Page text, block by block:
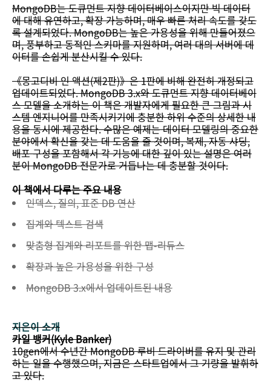
MongoDB는 도큐먼트 지향 데이터베이스이지만 빅 데이터
에 대해 유연하고, 확장 가능하며, 매우 빠른 처리 속도를 갖도
록 설계되었다. MongoDB는 높은 가용성을 위해 만들어졌으
며, 풍부하고 동적인 스키마를 지원하며, 여러 대의 서버에 데
이터를 손쉽게 분산시킬 수 있다.
《몽고디비 인 액션(제2판)》은 1판에 비해 완전히 개정되고
업데이트되었다. MongoDB 3.x와 도큐먼트 지향 데이터베이
스 모델을 소개하는 이 책은 개발자에게 필요한 큰 그림과 시
스템 엔지니어를 만족시키기에 충분한 하위 수준의 상세한 내
용을 동시에 제공한다. 수많은 예제는 데이터 모델링의 중요한
분야에서 확신을 갖는 데 도움을 줄 것이며, 복제, 자동 샤딩,
배포 구성을 포함해서 각 기능에 대한 깊이 있는 설명은 여러
분이 MongoDB 전문가로 거듭나는 데 충분할 것이다.
이 책에서 다루는 주요 내용
인덱스, 질의, 표준 DB 연산
집계와 텍스트 검색
맞춤형 집계와 리포트를 위한 맵-리듀스
확장과 높은 가용성을 위한 구성
MongoDB 3.x에서 업데이트된 내용
지은이 소개
카일 뱅커(Kyle Banker)
10gen에서 수년간 MongoDB 루비 드라이버를 유지 및 관리
하는 일을 수행했으며, 지금은 스타트업에서 그 기량을 발휘하
고 있다.